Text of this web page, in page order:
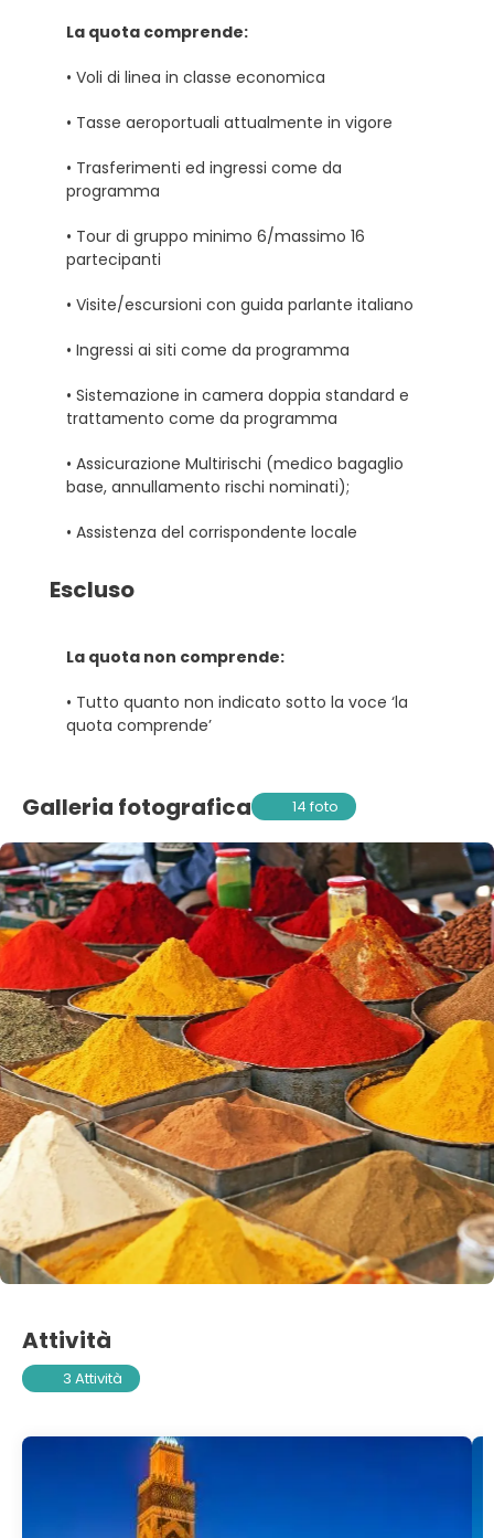
La quota comprende:
• Voli di linea in classe economica
• Tasse aeroportuali attualmente in vigore
• Trasferimenti ed ingressi come da
programma
• Tour di gruppo minimo 6/massimo 16
partecipanti
• Visite/escursioni con guida parlante italiano
• Ingressi ai siti come da programma
• Sistemazione in camera doppia standard e
trattamento come da programma
• Assicurazione Multirischi (medico bagaglio
base, annullamento rischi nominati);
• Assistenza del corrispondente locale
Escluso
La quota non comprende:
• Tutto quanto non indicato sotto la voce ‘la
quota comprende’
Galleria fotografica 14 foto
Attività
3 Attività